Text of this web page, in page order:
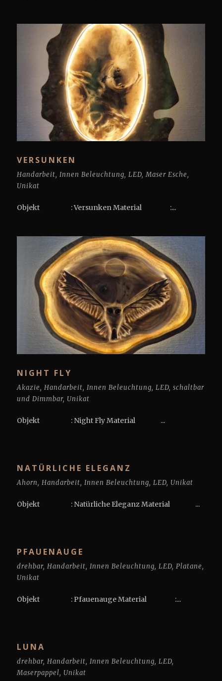
VERSUNKEN
Handarbeit, Innen Beleuchtung, LED, Maser Esche,
Unikat
Objekt : Versunken Material :...
NIGHT FLY
Akazie, Handarbeit, Innen Beleuchtung, LED, schaltbar
und Dimmbar, Unikat
Objekt : Night Fly Material ...
NATÜRLICHE ELEGANZ
Ahorn, Handarbeit, Innen Beleuchtung, LED, Unikat
Objekt : Natürliche Eleganz Material ...
PFAUENAUGE
drehbar, Handarbeit, Innen Beleuchtung, LED, Platane,
Unikat
Objekt : Pfauenauge Material :...
LUNA
drehbar, Handarbeit, Innen Beleuchtung, LED,
Maserpappel, Unikat